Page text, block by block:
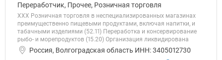
Переработчик, Прочее, Розничная торговля
ХХХ Розничная торговля в неспециализированных магазинах
преимущественно пищевыми продуктами, включая напитки, и
табачными изделиями (52.11) Переработка и консервирование
рыбо- и морепродуктов (15.20) Организация ликвидирована
Россия, Волгоградская область ИНН: 3405012730